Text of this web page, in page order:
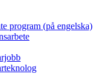
program (på engelska)